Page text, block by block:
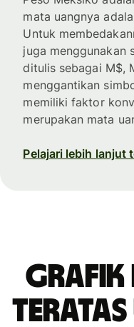
mata uangnya
Untuk
juga menggunakan
ditulis sebagai M$,
menggantikan
memiliki faktor
merupakan mata
Pelajari lebih lanjut
Grafik
teratas